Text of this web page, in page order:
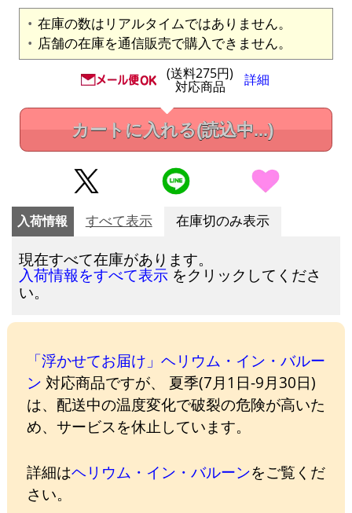
在庫の数はリアルタイムではありません。
店舗の在庫を通信販売で購入できません。
(送料275円)
対応商品 詳細
カートに入れる(読込中...)
入荷情報 すべて表示 在庫切のみ表示
現在すべて在庫があります。
入荷情報をすべて表示 をクリックしてくださ
い。
「浮かせてお届け」ヘリウム・イン・バルー
ン 対応商品ですが、 夏季(7月1日-9月30日)
は、配送中の温度変化で破裂の危険が高いた
め、サービスを休止しています。
詳細はヘリウム・イン・バルーンをご覧くだ
さい。